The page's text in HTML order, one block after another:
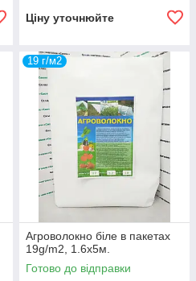
Ціну уточнюйте
19 г/м2
Агроволокно біле в пакетах
19g/m2, 1.6х5м.
Готово до відправки